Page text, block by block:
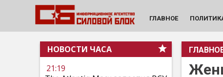
ГЛАВНОЕ
НОВОСТИ ЧАСА
21:19